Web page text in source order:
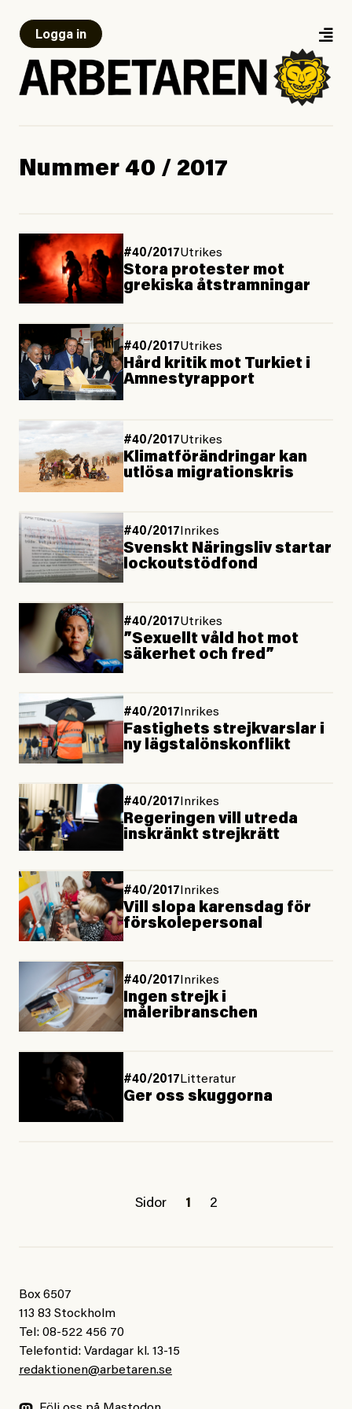
Logga in
Nummer 40 / 2017
#40/2017Utrikes
Stora protester mot
grekiska åtstramningar
#40/2017Utrikes
Hård kritik mot Turkiet i
Amnestyrapport
#40/2017Utrikes
Klimatförändringar kan
utlösa migrationskris
#40/2017Inrikes
Svenskt Näringsliv startar
lockoutstödfond
#40/2017Utrikes
”Sexuellt våld hot mot
säkerhet och fred”
#40/2017Inrikes
Fastighets strejkvarslar i
ny lägstalönskonflikt
#40/2017 Inrikes
Regeringen vill utreda
inskränkt strejkrätt
#40/2017 Inrikes
Vill slopa karensdag för
förskolepersonal
#40/2017Inrikes
Ingen strejk i
måleribranschen
#40/2017 Litteratur
Ger oss skuggorna
Sidor 1 2
Box 6507
113 83 Stockholm
Tel: 08-522 456 70
Telefontid: Vardagar kl. 13-15
redaktionen@arbetaren.se